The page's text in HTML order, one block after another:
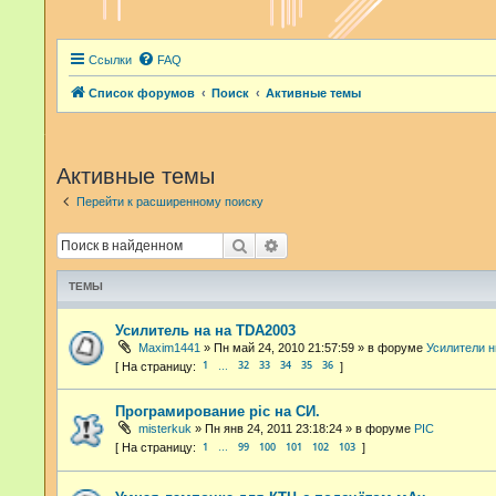
Ссылки FAQ
Список форумов Поиск Активные темы
Активные темы
Перейти к расширенному поиску
Поиск
ТЕМЫ
Усилитель на на TDA2003
Maxim1441 » Пн май 24, 2010 21:57:59 » в форуме Усилители
1 32 33 34 35 36
Програмирование pic на СИ.
misterkuk » Пн янв 24, 2011 23:18:24 » в форуме PIC
1 … 99 100 101 102 103